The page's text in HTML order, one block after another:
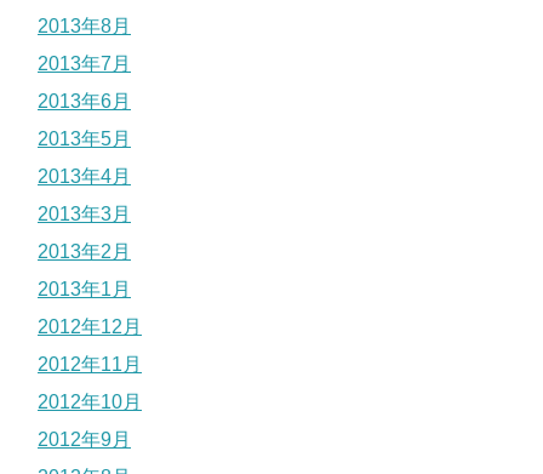
2013年8月
2013年7月
2013年6月
2013年5月
2013年4月
2013年3月
2013年2月
2013年1月
2012年12月
2012年11月
2012年10月
2012年9月